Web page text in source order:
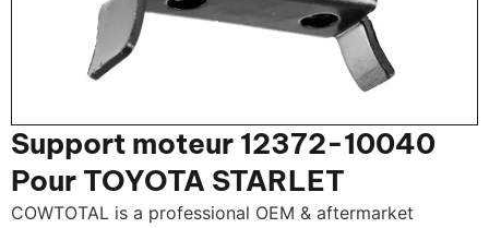
Support moteur 12372-10040
Pour TOYOTA STARLET
COWTOTAL is a professional OEM & aftermarket